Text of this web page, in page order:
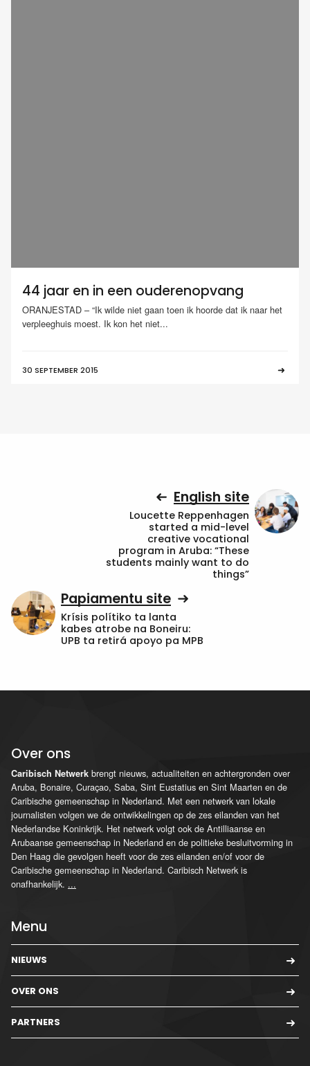
44 jaar en in een ouderenopvang
ORANJESTAD – “Ik wilde niet gaan toen ik hoorde dat ik naar het
verpleeghuis moest. Ik kon het niet...
30 SEPTEMBER 2015
English site
Loucette Reppenhagen
started a mid-level
creative vocational
program in Aruba: “These
students mainly want to do
things”
Papiamentu site
Krísis polítiko ta lanta
kabes atrobe na Boneiru:
UPB ta retirá apoyo pa MPB
Over ons
Caribisch Netwerk brengt nieuws, actualiteiten en achtergronden over
Aruba, Bonaire, Curaçao, Saba, Sint Eustatius en Sint Maarten en de
Caribische gemeenschap in Nederland. Met een netwerk van lokale
journalisten volgen we de ontwikkelingen op de zes eilanden van het
Nederlandse Koninkrijk. Het netwerk volgt ook de Antilliaanse en
Arubaanse gemeenschap in Nederland en de politieke besluitvorming in
Den Haag die gevolgen heeft voor de zes eilanden en/of voor de
Caribische gemeenschap in Nederland. Caribisch Netwerk is
onafhankelijk. ...
Menu
NIEUWS
OVER ONS
PARTNERS